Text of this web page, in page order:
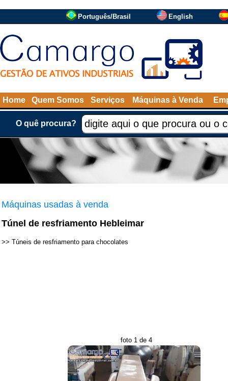
Português/Brasil English
Home Quem Somos Serviços Máquinas à Venda
O quê procura?
Máquinas usadas à venda
Túnel de resfriamento Hebleimar
>> Túneis de resfriamento para chocolates
foto 1 de 4